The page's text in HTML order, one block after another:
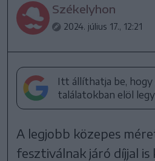
Székelyhon
2024. július 17., 12:21
Itt állíthatja be, hogy
találatokban elöl
A legjobb közepes
fesztiválnak járó díjjal